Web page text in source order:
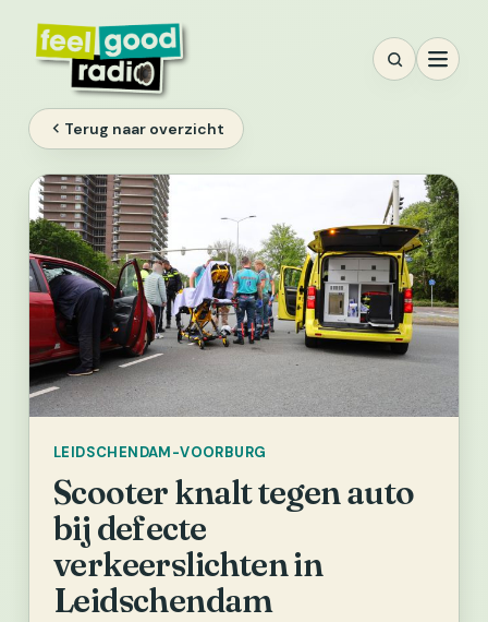
inhoud
Terug naar overzicht
LEIDSCHENDAM-VOORBURG
Scooter knalt tegen auto
bij defecte
verkeerslichten in
Leidschendam